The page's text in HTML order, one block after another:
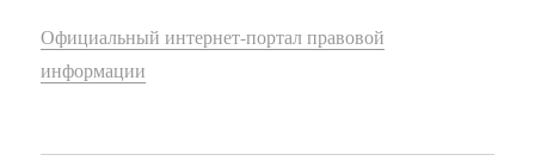
Официальный интернет-портал правовой
информации